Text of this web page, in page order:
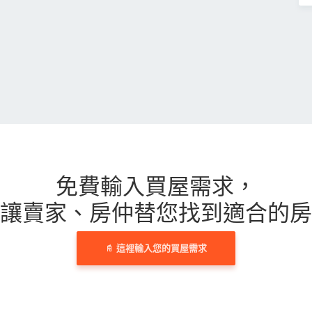
免費輸入買屋需求，
賣家、房仲替您找到適合的
這裡輸入您的買屋需求